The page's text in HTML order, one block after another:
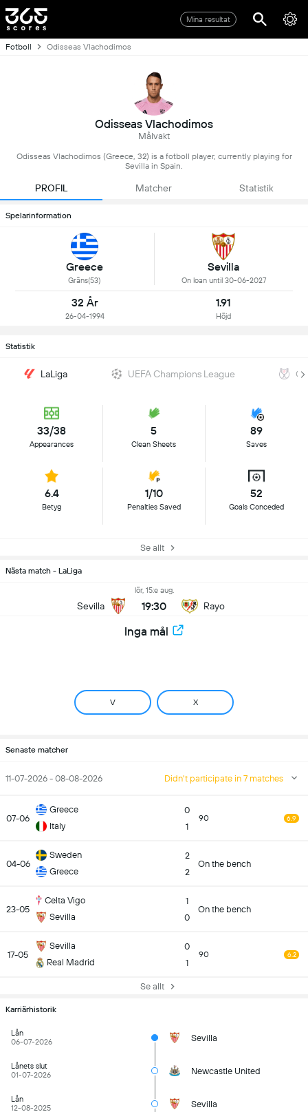
Mina resultat
Fotboll Odisseas Vlachodimos
Odisseas Vlachodimos
Målvakt
Odisseas Vlachodimos (Greece, 32) is a fotboll player, currently playing for
Sevilla in Spain.
PROFIL Matcher Statistik
Spelarinformation
Greece
Gräns(53)
Sevilla
On loan until 30-06-2027
32 År
26-04-1994
1.91
Höjd
Statistik
LaLiga UEFA Champions League
33/38
Appearances
5
Clean Sheets
89
Saves
6.4
Betyg
1/10
Penalties Saved
52
Goals Conceded
Se allt
Nästa match - LaLiga
Sevilla
lör, 15:e aug.
19:30 Rayo
Inga mål
V X
Senaste matcher
11-07-2026 - 08-08-2026 Didn't participate in 7 matches
07-06
Greece
Italy
0
1
90 6.9
04-06
Sweden
Greece
2
2
On the bench
23-05
Celta Vigo
Sevilla
1
0
On the bench
17-05
Sevilla
Real Madrid
0
1
90 6.2
Se allt
Karriärhistorik
Lån
06-07-2026
Sevilla
Lånets slut
01-07-2026
Newcastle United
Lån
12-08-2025
Sevilla